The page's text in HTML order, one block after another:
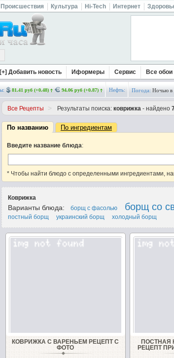
Происшествия Культура Hi-Tech Интернет
[+] Добавить новость Иформеры Сервис Все обои
81.41 руб (+0.48) 94.06 руб (+0.87) Нефть: Погода: Ночью в
Все Рецепты > Результаты поиска:коврижка - найдено
По названию По ингредиентам
Введите название блюда:
* Чтобы найти блюдо с определенными ингредиентами,
Коврижка
Варианты блюда: борщ с фасолью борщ со
постный борщ
украинский борщ холодный борщ
КОВРИЖКА С ВАРЕНЬЕМ РЕЦЕПТ С
ФОТО
ПОСТНАЯ
РЕЦЕПТ